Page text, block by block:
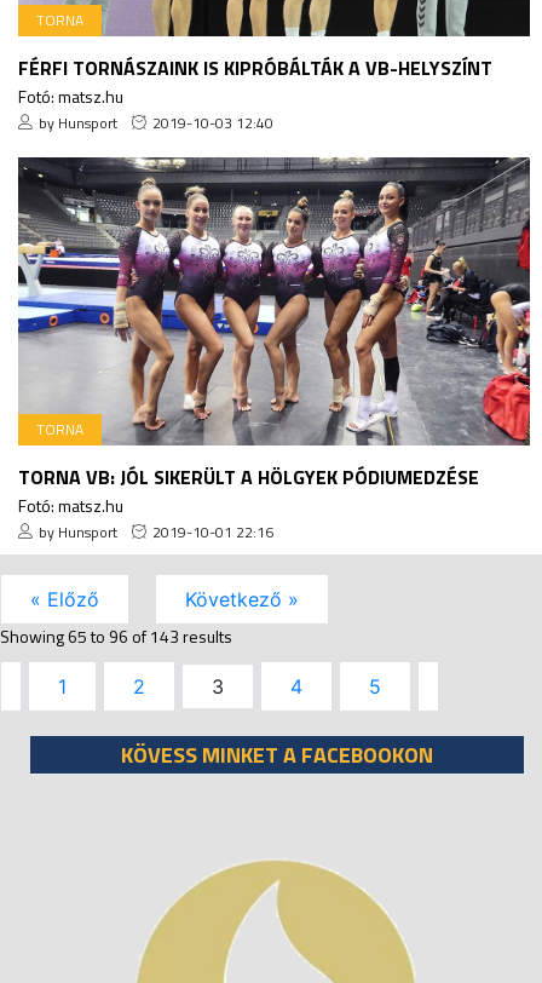
TORNA
FÉRFI TORNÁSZAINK IS KIPRÓBÁLTÁK A VB-HELYSZÍNT
Fotó: matsz.hu
by Hunsport 2019-10-03 12:40
TORNA
TORNA VB: JÓL SIKERÜLT A HÖLGYEK PÓDIUMEDZÉSE
Fotó: matsz.hu
by Hunsport 2019-10-01 22:16
« Előző Következő »
Showing65to 96of143results
1 2 3 4 5
KÖVESS MINKET A FACEBOOKON